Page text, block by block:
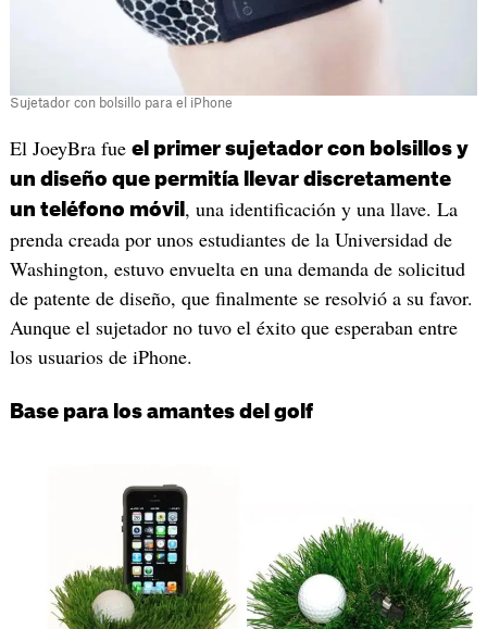
Sujetador con bolsillo para el iPhone
El JoeyBra fue el primer sujetador con bolsillos y
un diseño que permitía llevar discretamente
un teléfono móvil , una identificación y una llave. La
prenda creada por unos estudiantes de la Universidad de
Washington, estuvo envuelta en una demanda de solicitud
de patente de diseño, que finalmente se resolvió a su favor.
Aunque el sujetador no tuvo el éxito que esperaban entre
los usuarios de iPhone.
Base para los amantes del golf